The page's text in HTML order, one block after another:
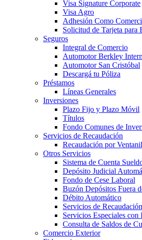
Visa Signature Corporate
Visa Agro
Adhesión Como
Solicitud de Tarjeta para
Seguros
Integral de Comercio
Automotor Berkley
Automotor San Cristóbal
Descargá tu Póliza
Préstamos
Líneas Generales
Inversiones
Plazo Fijo y Plazo Móvil
Títulos
Fondo Comunes de
Servicios de Recaudación
Recaudación por
Otros Servicios
Sistema de Cuenta
Depósito Judicial
Fondo de Cese Laboral
Buzón Depósitos Fuera
Débito Automático
Servicios de
Servicios Especiales con
Consulta de Saldos de
Comercio Exterior